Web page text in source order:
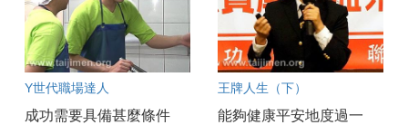
Y世代職場達人
成功需要具備甚麼條件
王牌人生（下）
能夠健康平安地度過一